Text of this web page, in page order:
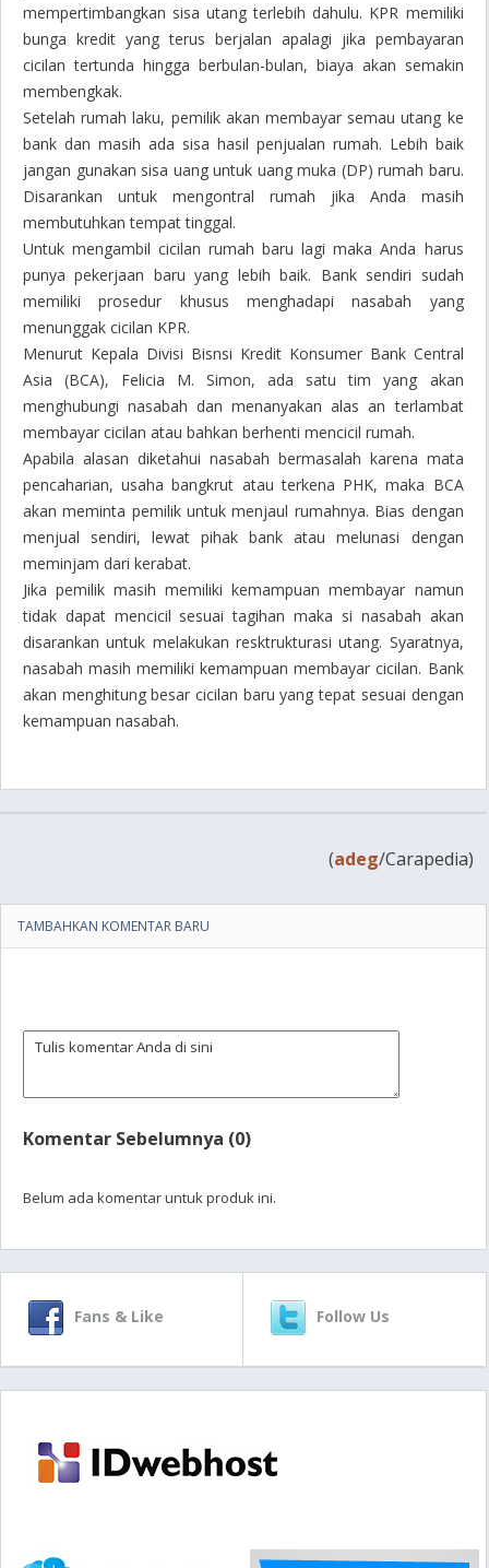
mempertimbangkan sisa utang terlebih dahulu. KPR memiliki
bunga kredit yang terus berjalan apalagi jika pembayaran
cicilan tertunda hingga berbulan-bulan, biaya akan semakin
membengkak.
Setelah rumah laku, pemilik akan membayar semau utang ke
bank dan masih ada sisa hasil penjualan rumah. Lebih baik
jangan gunakan sisa uang untuk uang muka (DP) rumah baru.
Disarankan untuk mengontral rumah jika Anda masih
membutuhkan tempat tinggal.
Untuk mengambil cicilan rumah baru lagi maka Anda harus
punya pekerjaan baru yang lebih baik. Bank sendiri sudah
memiliki prosedur khusus menghadapi nasabah yang
menunggak cicilan KPR.
Menurut Kepala Divisi Bisnsi Kredit Konsumer Bank Central
Asia (BCA), Felicia M. Simon, ada satu tim yang akan
menghubungi nasabah dan menanyakan alas an terlambat
membayar cicilan atau bahkan berhenti mencicil rumah.
Apabila alasan diketahui nasabah bermasalah karena mata
pencaharian, usaha bangkrut atau terkena PHK, maka BCA
akan meminta pemilik untuk menjaul rumahnya. Bias dengan
menjual sendiri, lewat pihak bank atau melunasi dengan
meminjam dari kerabat.
Jika pemilik masih memiliki kemampuan membayar namun
tidak dapat mencicil sesuai tagihan maka si nasabah akan
disarankan untuk melakukan resktrukturasi utang. Syaratnya,
nasabah masih memiliki kemampuan membayar cicilan. Bank
akan menghitung besar cicilan baru yang tepat sesuai dengan
kemampuan nasabah.
(adeg/Carapedia)
TAMBAHKAN KOMENTAR BARU
Komentar Sebelumnya (0)
Belum ada komentar untuk produk ini.
Fans & Like Follow Us